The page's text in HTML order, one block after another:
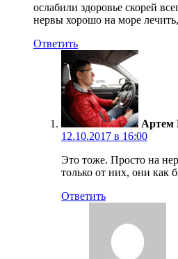
ослабили здоровье скорей
нервы хорошо на море
Ответить
Артем
12.10.2017 в 16:00
Это тоже. Просто на
только от них, они как
Ответить